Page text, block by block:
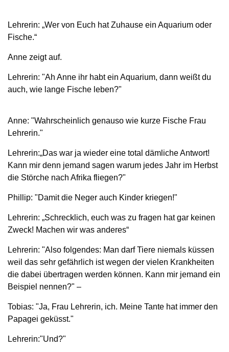
Lehrerin: „Wer von Euch hat Zuhause ein Aquarium oder
Fische.“
Anne zeigt auf.
Lehrerin: "Ah Anne ihr habt ein Aquarium, dann weißt du
auch, wie lange Fische leben?"
Anne: "Wahrscheinlich genauso wie kurze Fische Frau
Lehrerin."
Lehrerin:„Das war ja wieder eine total dämliche Antwort!
Kann mir denn jemand sagen warum jedes Jahr im Herbst
die Störche nach Afrika fliegen?"
Phillip: "Damit die Neger auch Kinder kriegen!"
Lehrerin: „Schrecklich, euch was zu fragen hat gar keinen
Zweck! Machen wir was anderes“
Lehrerin: "Also folgendes: Man darf Tiere niemals küssen
weil das sehr gefährlich ist wegen der vielen Krankheiten
die dabei übertragen werden können. Kann mir jemand ein
Beispiel nennen?" –
Tobias: "Ja, Frau Lehrerin, ich. Meine Tante hat immer den
Papagei geküsst."
Lehrerin:"Und?"